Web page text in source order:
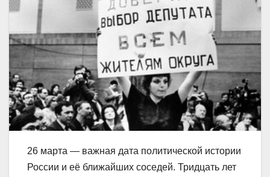
26 марта — важная дата политической истории
России и её ближайших соседей. Тридцать лет